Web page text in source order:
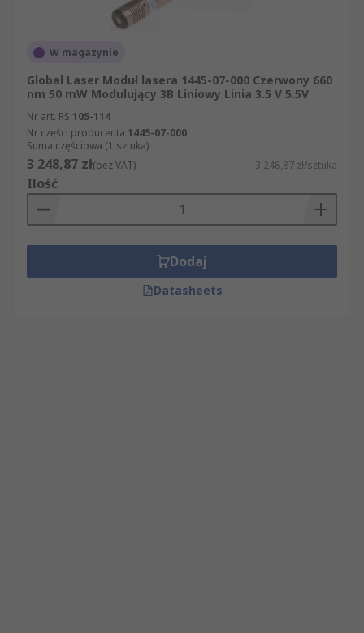
W magazynie
Global Laser Moduł lasera 1445-07-000 Czerwony 660
nm 50 mW Modulujący 3B Liniowy Linia 3.5 V 5.5V
Nr art. RS 105-114
Nr części producenta 1445-07-000
Suma częściowa (1 sztuka)
3 248,87 zł(bez VAT) 3 248,87 zł/sztuka
Ilość
Dodaj
Datasheets